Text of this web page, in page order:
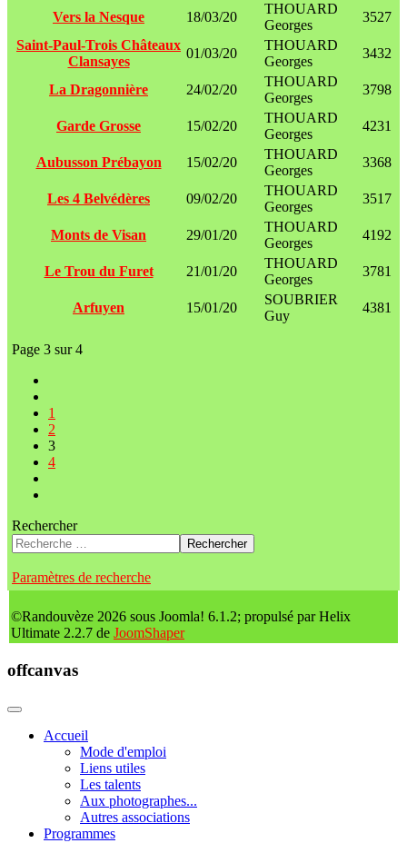
Vers la Nesque 18/03/20
THOUARD
Georges
3527
Saint-Paul-Trois Châteaux
Clansayes
01/03/20
THOUARD
Georges
3432
La Dragonnière 24/02/20
THOUARD
Georges
3798
Garde Grosse 15/02/20
THOUARD
Georges
4231
Aubusson Prébayon 15/02/20
THOUARD
Georges
3368
Les 4 Belvédères 09/02/20
THOUARD
Georges
3517
Monts de Visan 29/01/20
THOUARD
Georges
4192
Le Trou du Furet 21/01/20
THOUARD
Georges
3781
Arfuyen 15/01/20
SOUBRIER
Guy
4381
Page 3 sur 4
1
2
3
4
Rechercher
Rechercher
Paramètres de recherche
©Randouvèze 2026 sous Joomla! 6.1.2; propulsé par Helix
Ultimate 2.2.7 de JoomShaper
offcanvas
Accueil
Mode d'emploi
Liens utiles
Les talents
Aux photographes...
Autres associations
Programmes